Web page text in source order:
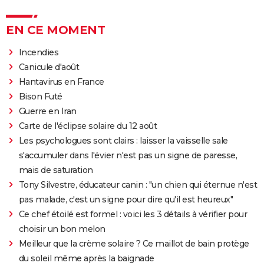
EN CE MOMENT
Incendies
Canicule d'août
Hantavirus en France
Bison Futé
Guerre en Iran
Carte de l'éclipse solaire du 12 août
Les psychologues sont clairs : laisser la vaisselle sale
s'accumuler dans l'évier n'est pas un signe de paresse,
mais de saturation
Tony Silvestre, éducateur canin : "un chien qui éternue n'est
pas malade, c'est un signe pour dire qu'il est heureux"
Ce chef étoilé est formel : voici les 3 détails à vérifier pour
choisir un bon melon
Meilleur que la crème solaire ? Ce maillot de bain protège
du soleil même après la baignade